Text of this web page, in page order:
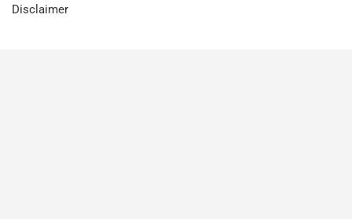
Disclaimer